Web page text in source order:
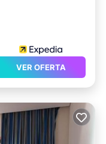
VER OFERTA